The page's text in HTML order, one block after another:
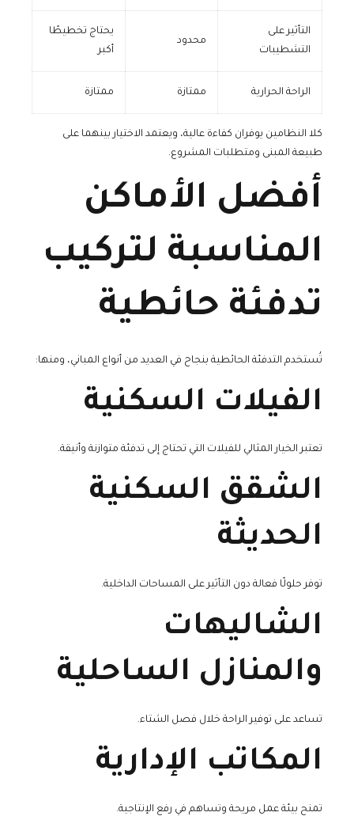
التأثير على
التشطيبات
محدود
يحتاج تخطيطًا
أكبر
الراحة الحرارية ممتازة ممتازة
كلا النظامين يوفران كفاءة عالية، ويعتمد الاختيار بينهما على
طبيعة المبنى ومتطلبات المشروع.
أفضل الأماكن
المناسبة لتركيب
تدفئة حائطية
تُستخدم التدفئة الحائطية بنجاح في العديد من أنواع المباني، ومنها:
الفيلات السكنية
تعتبر الخيار المثالي للفيلات التي تحتاج إلى تدفئة متوازنة وأنيقة.
الشقق السكنية
الحديثة
توفر حلولًا فعالة دون التأثير على المساحات الداخلية.
الشاليهات
والمنازل الساحلية
تساعد على توفير الراحة خلال فصل الشتاء.
المكاتب الإدارية
تمنح بيئة عمل مريحة وتساهم في رفع الإنتاجية.